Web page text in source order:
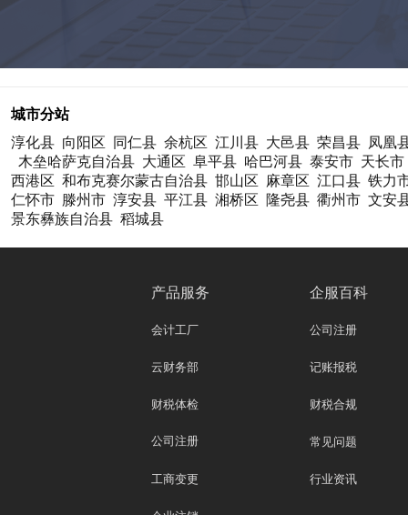
城市分站
淳化县 向阳区 同仁县 余杭区 江川县 大邑县 荣昌县 凤凰
木垒哈萨克自治县 大通区 阜平县 哈巴河县 泰安市 天长市
西港区 和布克赛尔蒙古自治县 邯山区 麻章区 江口县 铁力
仁怀市 滕州市 淳安县 平江县 湘桥区 隆尧县 衢州市 文安
景东彝族自治县 稻城县
产品服务
会计工厂
云财务部
财税体检
公司注册
工商变更
企服百科
公司注册
记账报税
财税合规
常见问题
行业资讯